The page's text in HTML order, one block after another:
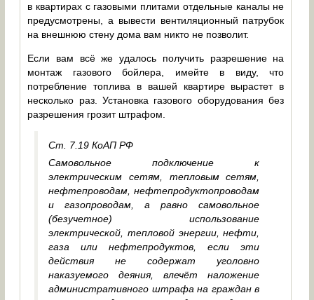
в квартирах с газовыми плитами отдельные каналы не
предусмотрены, а вывести вентиляционный патрубок
на внешнюю стену дома вам никто не позволит.
Если вам всё же удалось получить разрешение на
монтаж газового бойлера, имейте в виду, что
потребление топлива в вашей квартире вырастет в
несколько раз. Установка газового оборудования без
разрешения грозит штрафом.
Ст. 7.19 КоАП РФ
Самовольное подключение к
электрическим сетям, тепловым сетям,
нефтепроводам, нефтепродуктопроводам
и газопроводам, а равно самовольное
(безучетное) использование
электрической, тепловой энергии, нефти,
газа или нефтепродуктов, если эти
действия не содержат уголовно
наказуемого деяния, влечёт наложение
административного штрафа на граждан в